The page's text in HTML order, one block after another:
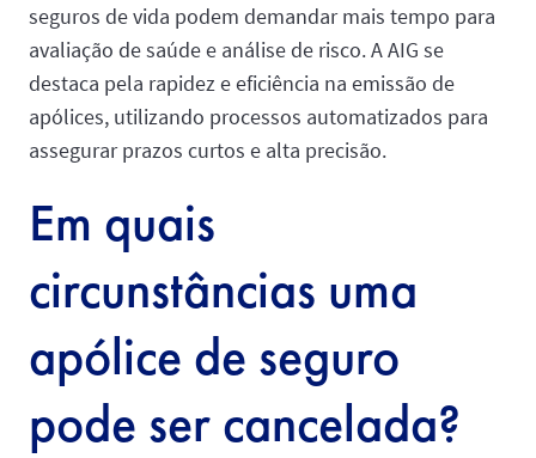
seguros de vida podem demandar mais tempo para
avaliação de saúde e análise de risco. A AIG se
destaca pela rapidez e eficiência na emissão de
apólices, utilizando processos automatizados para
assegurar prazos curtos e alta precisão.
Em quais
circunstâncias uma
apólice de seguro
pode ser cancelada?